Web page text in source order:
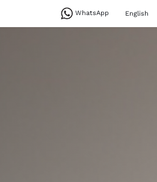
WhatsApp English